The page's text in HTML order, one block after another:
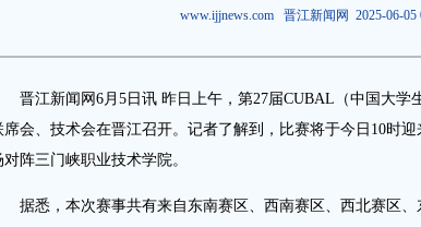
www.ijjnews.com 晋江新闻网 2025-06-05
江新闻网6月5日讯 昨日上午，第27届CUBAL（中国大学
席会、技术会在晋江召开。记者了解到，比赛将于今日10时
对阵三门峡职业技术学院。
悉，本次赛事共有来自东南赛区、西南赛区、西北赛区、